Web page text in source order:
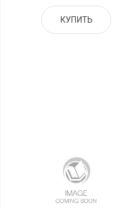
КУПИТЬ